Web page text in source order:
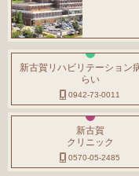
新古賀リハビリテーション
らい
0942-73-0011
新古賀
クリニック
0570-05-2485